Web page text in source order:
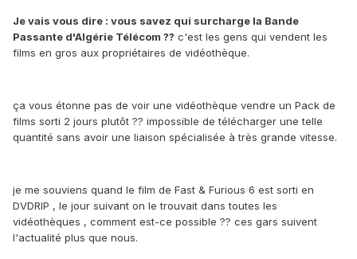
Je vais vous dire : vous savez qui surcharge la Bande
Passante d'Algérie Télécom ?? c'est les gens qui vendent les
films en gros aux propriétaires de vidéothèque.
ça vous étonne pas de voir une vidéothèque vendre un Pack de
films sorti 2 jours plutôt ?? impossible de télécharger une telle
quantité sans avoir une liaison spécialisée à très grande vitesse.
je me souviens quand le film de Fast & Furious 6 est sorti en
DVDRIP , le jour suivant on le trouvait dans toutes les
vidéothèques , comment est-ce possible ?? ces gars suivent
l'actualité plus que nous.